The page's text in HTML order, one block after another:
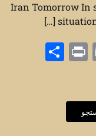
Iran Tomorrow In
situation
Email
Print